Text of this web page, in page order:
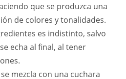
que se produzca una
de colores y tonalidades.
es indistinto, salvo
echa al final, al tener
mezcla con una cuchara